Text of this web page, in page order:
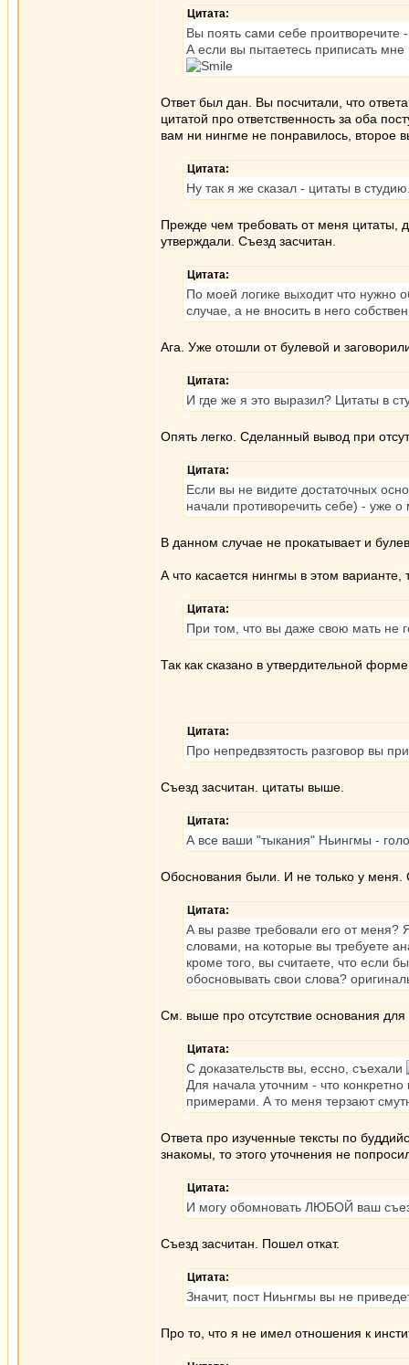
Цитата:
Вы поять сами себе проитворечите
А если вы пытаетесь приписать
Ответ был дан. Вы посчитали, что
цитатой про ответственность за оба
вам ни нингме не понравилось,
Цитата:
Ну так я же сказал - цитаты в
Прежде чем требовать от меня
утверждали. Съезд засчитан.
Цитата:
По моей логике выходит что нужно
случае, а не вносить в него
Ага. Уже отошли от булевой и
Цитата:
И где же я это выразил? Цитаты в
Опять легко. Сделанный вывод при
Цитата:
Если вы не видите достаточных
начали противоречить себе) - уже
В данном случае не прокатывает и
А что касается нингмы в этом варианте,
Цитата:
При том, что вы даже свою мать не
Так как сказано в утвердительной
Цитата:
Про непредвзятость разговор вы
Съезд засчитан. цитаты выше.
Цитата:
А все ваши "тыкания" Ньингмы -
Обоснования были. И не только у меня.
Цитата:
А вы разве требовали его от меня?
словами, на которые вы требуете
кроме того, вы считаете, что если
обосновывать свои слова?
См. выше про отсутствие основания
Цитата:
С доказательств вы, ессно, съехали
Для начала уточним - что
примерами. А то меня терзают
Ответа про изученные тексты по
знакомы, то этого уточнения не
Цитата:
И могу обомновать ЛЮБОЙ ваш
Съезд засчитан. Пошел откат.
Цитата:
Значит, пост Ниьнгмы вы не
Про то, что я не имел отношения к